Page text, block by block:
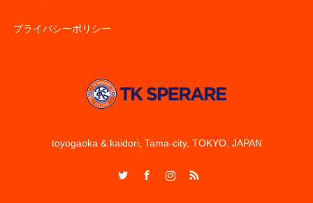
プライバシーポリシー
toyogaoka & kaidori, Tama-city, TOKYO, JAPAN